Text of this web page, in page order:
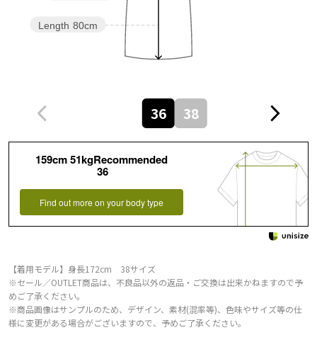
Length 80cm
36 38
159cm 51kgRecommended
36
Find out more on your body type
【着用モデル】身長172cm 38サイズ
※セール／OUTLET商品は、不良品以外の返品・ご交換は出来かねますので予
めご了承ください。
※商品画像はサンプルのため、デザイン、素材(混率等)、色味やサイズ等の仕
様に変更がある場合がございますので、予めご了承ください。